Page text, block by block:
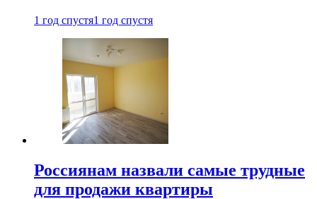
1 год спустя1 год спустя
Россиянам назвали самые трудные
для продажи квартиры